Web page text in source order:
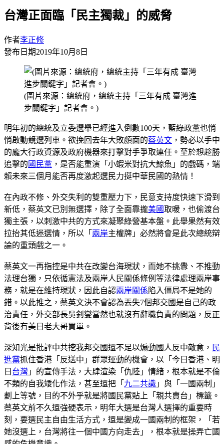
台灣正面臨「民主獨裁」的威脅
作者李正修
發布日期2019年10月8日
(圖片來源：總統府，總統主持「三年有成 臺灣進
步關鍵字」記者會。)
明年初的總統及立委選舉已經進入倒數100天，藍綠政黨也悄
悄啟動競選列車。欲挽回去年大敗顏面的蔡英文 ，勢必以手中
的龐大行政資源及政府機器來打擊對手爭取連任。至於想趁勝
追擊的 國民黨 ，是否能重演「小蝦米對抗大鯨魚」的戲碼，端
賴未來三個月能否再度激起選民力挺中華民國的熱情！
在內政不修、外交失利的雙重壓力下，民意支持度快速下滑到
新低，蔡英文已別無選擇，除了全面靠攏美國取暖，也偷渡台
獨主張，以刺激中共的方式來凝聚綠營基本盤。此舉果然有效
拉抬其低迷選情，所以「 兩岸主權牌」必然將會是此次總統辯
論的重頭戲之一。
蔡英文一再指控是中共在改變台海現狀，而她不挑釁、不推動
法理台獨，只依循憲法及兩岸人民關係條例等法律處理兩岸事
務，就是在維持現狀，因此自認兩岸關係 陷入僵局不是她的
錯。以此推之，蔡英文決不會認為丟失7個邦交國是自己的政
治責任，外交部長吳釗燮當然也就沒有辭職負責的問題，反正
背後有美日老大哥買單。
深知光是批評中共挖我邦交國還不足以煽動國人反中敵意， 民
進黨抓住香港「反送中」群眾運動的機會，以「今日香港、明
日 台灣 」的宣傳手法，大肆渲染「仇陸」情緒，根本就是不倫
不類的自我矮化作法，甚至還把「 九二共識 」與「一國兩制」
劃上等號，目的不外乎就是將國民黨貼上「親共賣台」標籤。
蔡英文前不久還強硬表示，明年大選是台灣人選擇的重要時
刻，要選民主自由生活方式，還是變成一國兩制的框架，「若
她沒選上，台灣將往一個中國方向走去」，根本就是操弄亡國